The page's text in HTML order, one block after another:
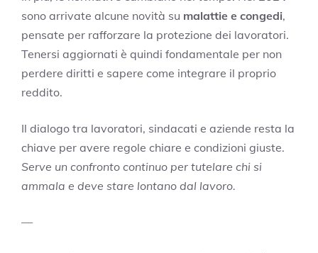
sono arrivate alcune novità su malattie e congedi,
pensate per rafforzare la protezione dei lavoratori.
Tenersi aggiornati è quindi fondamentale per non
perdere diritti e sapere come integrare il proprio
reddito.
Il dialogo tra lavoratori, sindacati e aziende resta la
chiave per avere regole chiare e condizioni giuste.
Serve un confronto continuo per tutelare chi si
ammala e deve stare lontano dal lavoro.
—